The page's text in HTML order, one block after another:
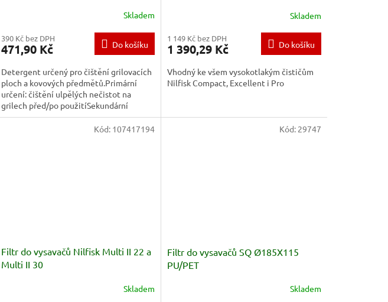
Skladem
390 Kč bez DPH
471,90 Kč Do košíku
Detergent určený pro čištění grilovacích
ploch a kovových předmětů.Primární
určení: čištění ulpělých nečistot na
grilech před/po použitíSekundární
určení: čištění hliníkových...
produktu
je
z
5
Skladem
1 149 Kč bez DPH
1 390,29 Kč Do košíku
Vhodný ke všem vysokotlakým čističům
Nilfisk Compact, Excellent i Pro
Filtr do vysavačů Nilfisk Multi II 22 a
Multi II 30
Skladem
Kód: 107417194
Filtr do vysavačů SQ Ø185X115
PU/PET
Skladem
Kód: 29747